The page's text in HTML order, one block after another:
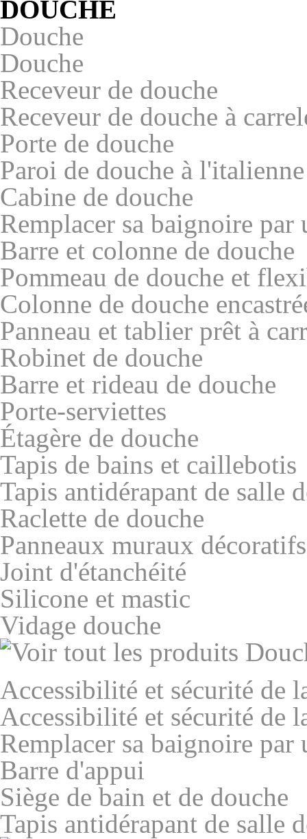
DOUCHE
Douche
Douche
Receveur de douche
Receveur de douche à
Porte de douche
Paroi de douche à l'italienne
Cabine de douche
Remplacer sa baignoire par
Barre et colonne de douche
Pommeau de douche et
Colonne de douche
Panneau et tablier prêt à
Robinet de douche
Barre et rideau de douche
Porte-serviettes
Étagère de douche
Tapis de bains et caillebotis
Tapis antidérapant de salle
Raclette de douche
Panneaux muraux
Joint d'étanchéité
Silicone et mastic
Vidage douche
Accessibilité et sécurité de
Accessibilité et sécurité de
Remplacer sa baignoire par
Barre d'appui
Siège de bain et de douche
Tapis antidérapant de salle